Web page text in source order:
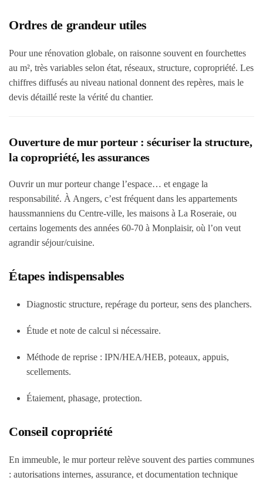
Ordres de grandeur utiles
Pour une rénovation globale, on raisonne souvent en fourchettes
au m², très variables selon état, réseaux, structure, copropriété. Les
chiffres diffusés au niveau national donnent des repères, mais le
devis détaillé reste la vérité du chantier.
Ouverture de mur porteur : sécuriser la structure,
la copropriété, les assurances
Ouvrir un mur porteur change l’espace… et engage la
responsabilité. À Angers, c’est fréquent dans les appartements
haussmanniens du Centre-ville, les maisons à La Roseraie, ou
certains logements des années 60-70 à Monplaisir, où l’on veut
agrandir séjour/cuisine.
Étapes indispensables
Diagnostic structure, repérage du porteur, sens des planchers.
Étude et note de calcul si nécessaire.
Méthode de reprise : IPN/HEA/HEB, poteaux, appuis,
scellements.
Étaiement, phasage, protection.
Conseil copropriété
En immeuble, le mur porteur relève souvent des parties communes
: autorisations internes, assurance, et documentation technique